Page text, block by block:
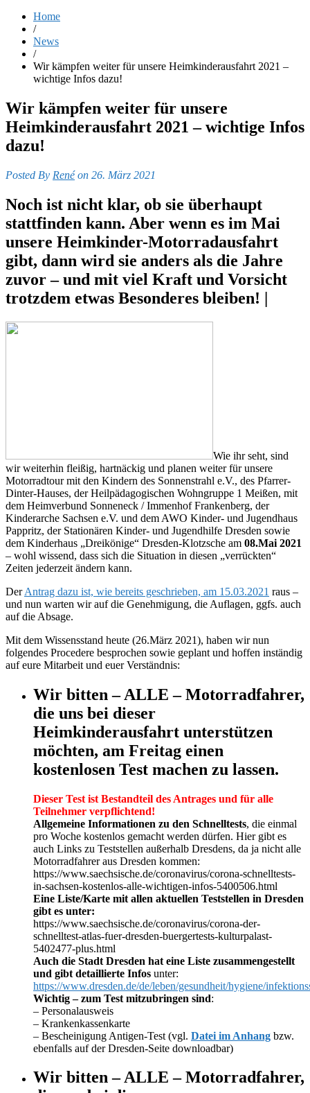
Home
/
News
/
Wir kämpfen weiter für unsere Heimkinderausfahrt 2021 –
wichtige Infos dazu!
Wir kämpfen weiter für unsere
Heimkinderausfahrt 2021 – wichtige Infos
dazu!
Posted By Renéon 26. März 2021
Noch ist nicht klar, ob sie überhaupt
stattfinden kann. Aber wenn es im Mai
unsere Heimkinder-Motorradausfahrt
gibt, dann wird sie anders als die Jahre
zuvor – und mit viel Kraft und Vorsicht
trotzdem etwas Besonderes bleiben! |
Wie ihr seht, sind
wir weiterhin fleißig, hartnäckig und planen weiter für unsere
Motorradtour mit den Kindern des Sonnenstrahl e.V., des Pfarrer-
Dinter-Hauses, der Heilpädagogischen Wohngruppe 1 Meißen, mit
dem Heimverbund Sonneneck / Immenhof Frankenberg, der
Kinderarche Sachsen e.V. und dem AWO Kinder- und Jugendhaus
Pappritz, der Stationären Kinder- und Jugendhilfe Dresden sowie
dem Kinderhaus „Dreikönige“ Dresden-Klotzsche am 08.Mai 2021
– wohl wissend, dass sich die Situation in diesen „verrückten“
Zeiten jederzeit ändern kann.
DerAntrag dazu ist, wie bereits geschrieben, am 15.03.2021 raus –
und nun warten wir auf die Genehmigung, die Auflagen, ggfs. auch
auf die Absage.
Mit dem Wissensstand heute (26.März 2021), haben wir nun
folgendes Procedere besprochen sowie geplant und hoffen inständig
auf eure Mitarbeit und euer Verständnis:
Wir bitten – ALLE – Motorradfahrer,
die uns bei dieser
Heimkinderausfahrt unterstützen
möchten, am Freitag einen
kostenlosen Test machen zu lassen.
Dieser Test ist Bestandteil des Antrages und für alle
Teilnehmer verpflichtend!
Allgemeine Informationen zu den Schnelltests, die einmal
pro Woche kostenlos gemacht werden dürfen. Hier gibt es
auch Links zu Teststellen außerhalb Dresdens, da ja nicht alle
Motorradfahrer aus Dresden kommen:
https://www.saechsische.de/coronavirus/corona-schnelltests-
in-sachsen-kostenlos-alle-wichtigen-infos-5400506.html
Eine Liste/Karte mit allen aktuellen Teststellen in Dresden
gibt es unter:
https://www.saechsische.de/coronavirus/corona-der-
schnelltest-atlas-fuer-dresden-buergertests-kulturpalast-
5402477-plus.html
Auch die Stadt Dresden hat eine Liste zusammengestellt
und gibt detaillierte Infos unter:
https://www.dresden.de/de/leben/gesundheit/hygiene/
Wichtig – zum Test mitzubringen sind:
– Personalausweis
– Krankenkassenkarte
– Bescheinigung Antigen-Test (vgl. Datei im Anhang bzw.
ebenfalls auf der Dresden-Seite downloadbar)
Wir bitten – ALLE – Motorradfahrer,